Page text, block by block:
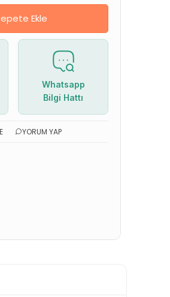
Ekle
Whatsapp
Bilgi Hattı
YORUM YAP